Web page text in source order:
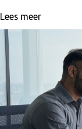
Lees meer